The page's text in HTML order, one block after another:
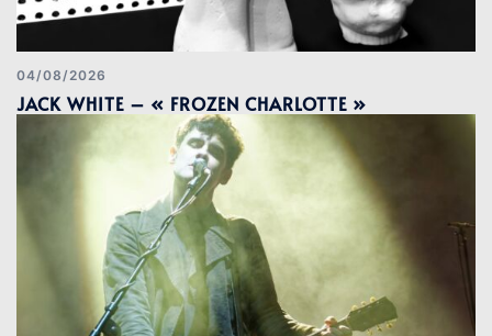
04/08/2026
JACK WHITE – « FROZEN CHARLOTTE »